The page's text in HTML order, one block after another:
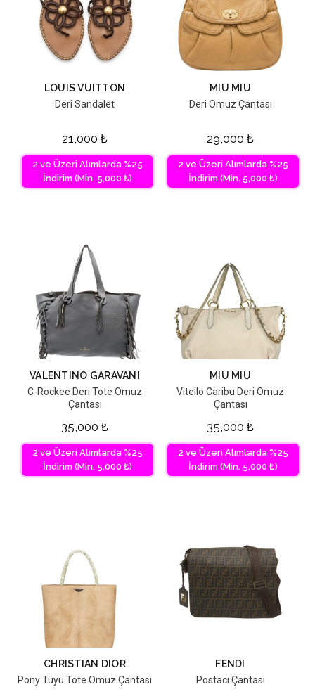
LOUIS VUITTON
Deri Sandalet
21,000 ₺
2 ve Üzeri Alımlarda %25
İndirim (Min. 5,000 ₺)
MIU MIU
Deri Omuz Çantası
29,000 ₺
2 ve Üzeri Alımlarda %25
İndirim (Min. 5,000 ₺)
VALENTINO GARAVANI
C-Rockee Deri Tote Omuz
Çantası
35,000 ₺
2 ve Üzeri Alımlarda %25
İndirim (Min. 5,000 ₺)
MIU MIU
Vitello Caribu Deri Omuz
Çantası
35,000 ₺
2 ve Üzeri Alımlarda %25
İndirim (Min. 5,000 ₺)
CHRISTIAN DIOR
Pony Tüyü Tote Omuz Çantası
FENDI
Postacı Çantası